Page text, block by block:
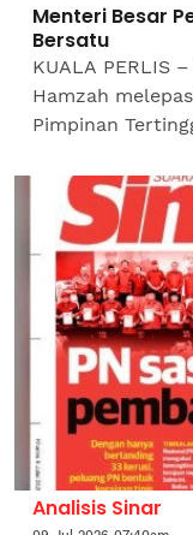
Menteri Besar
Bersatu
KUALA PERLIS
Hamzah
Pimpinan
kerajaan negeri
Analisis Sinar